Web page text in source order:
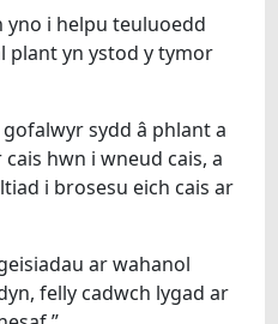
i helpu teuluoedd
plant yn ystod y tymor
sydd â phlant a
hwn i wneud cais, a
i brosesu eich cais ar
ar wahanol
felly cadwch lygad ar